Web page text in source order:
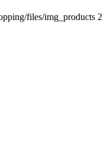
files/img_products 2